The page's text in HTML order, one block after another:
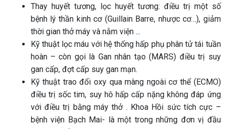
Thay huyết tương, lọc huyết tương: điều trị một số
bệnh lý thần kinh cơ (Guillain Barre, nhược cơ…), giảm
thời gian thở máy và nằm viện ...
Kỹ thuật lọc máu với hệ thống hấp phụ phân tử tái tuần
hoàn – còn gọi là Gan nhân tạo (MARS) điều trị suy
gan cấp, đợt cấp suy gan mạn.
Kỹ thuật trao đổi oxy qua màng ngoài cơ thể (ECMO)
điều trị sốc tim, suy hô hấp cấp nặng không đáp ứng
với điều trị bằng máy thở . Khoa Hồi sức tích cực –
bệnh viện Bạch Mai- là một trong những đơn vị đầu